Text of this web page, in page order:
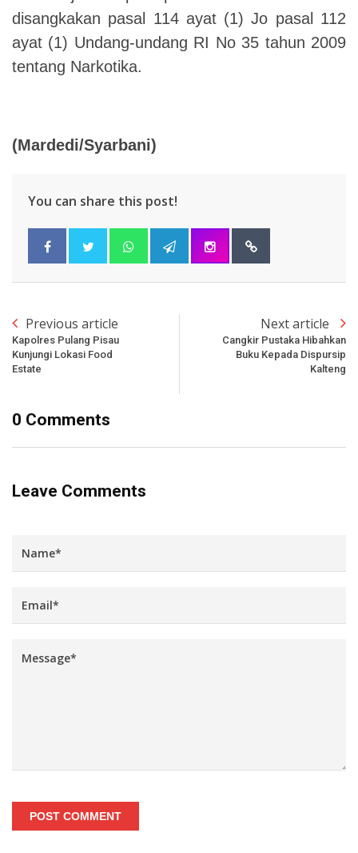
disangkakan pasal 114 ayat (1) Jo pasal 112
ayat (1) Undang-undang RI No 35 tahun 2009
tentang Narkotika.
(Mardedi/Syarbani)
You can share this post!
Previous article
Kapolres Pulang Pisau
Kunjungi Lokasi Food
Estate
Next article
Cangkir Pustaka Hibahkan
Buku Kepada Dispursip
Kalteng
0 Comments
Leave Comments
POST COMMENT